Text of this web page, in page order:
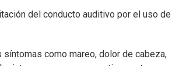
del conducto auditivo por el uso de
como mareo, dolor de cabeza,